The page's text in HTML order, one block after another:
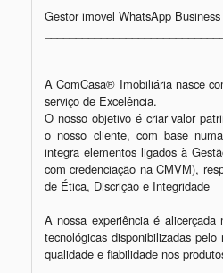
Gestor imovel WhatsApp
A ComCasa® Imobiliária nasce
serviço de Excelência.
O nosso objetivo é criar valor
o nosso cliente, com base
integra elementos ligados à
com credenciação na CMVM),
de Ética, Discrição e Integridade
A nossa experiência é alicerçada
tecnológicas disponibilizadas
qualidade e fiabilidade nos